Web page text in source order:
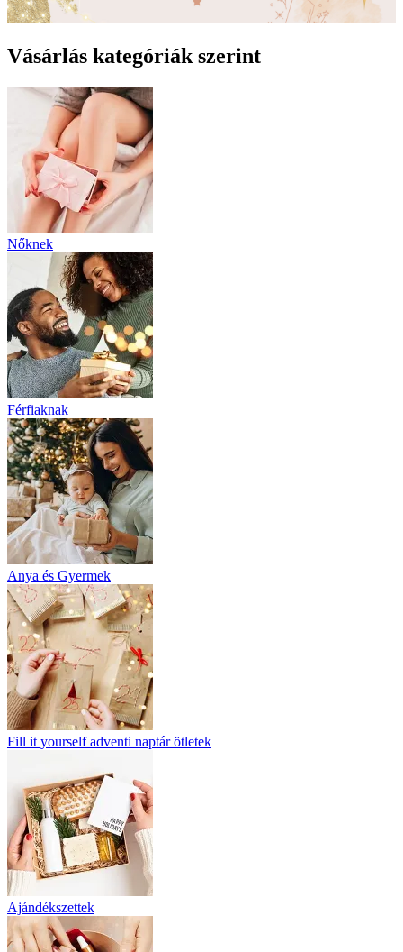
Vásárlás kategóriák szerint
Nőknek
Férfiaknak
Anya és Gyermek
Fill it yourself adventi naptár ötletek
Ajándékszettek